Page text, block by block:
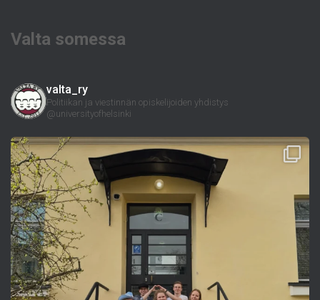
Valta somessa
valta_ry
Politiikan ja viestinnän opiskelijoiden yhdistys
@universityofhelsinki